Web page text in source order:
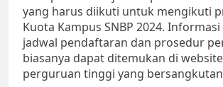
yang harus diikuti untuk mengikuti
Kuota Kampus SNBP 2024.
jadwal pendaftaran dan prosedur
biasanya dapat ditemukan di
perguruan tinggi yang